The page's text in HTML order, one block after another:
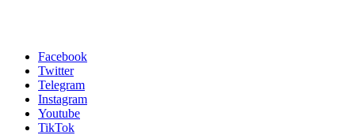
Facebook
Twitter
Telegram
Instagram
Youtube
TikTok